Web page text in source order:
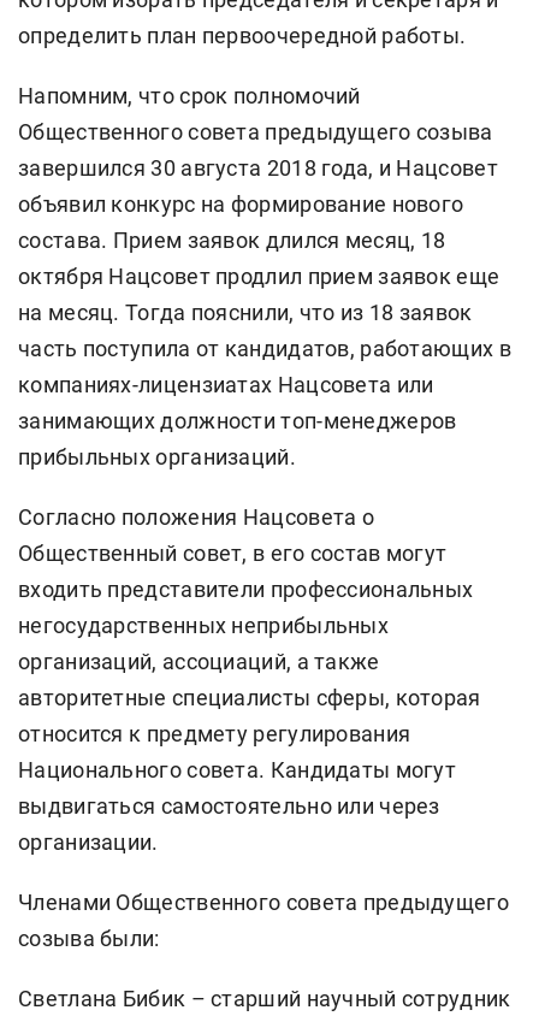
определить план первоочередной работы.
Напомним, что срок полномочий
Общественного совета предыдущего созыва
завершился 30 августа 2018 года, и Нацсовет
объявил конкурс на формирование нового
состава. Прием заявок длился месяц, 18
октября Нацсовет продлил прием заявок еще
на месяц. Тогда пояснили, что из 18 заявок
часть поступила от кандидатов, работающих в
компаниях-лицензиатах Нацсовета или
занимающих должности топ-менеджеров
прибыльных организаций.
Согласно положения Нацсовета о
Общественный совет, в его состав могут
входить представители профессиональных
негосударственных неприбыльных
организаций, ассоциаций, а также
авторитетные специалисты сферы, которая
относится к предмету регулирования
Национального совета. Кандидаты могут
выдвигаться самостоятельно или через
организации.
Членами Общественного совета предыдущего
созыва были:
Светлана Бибик – старший научный сотрудник